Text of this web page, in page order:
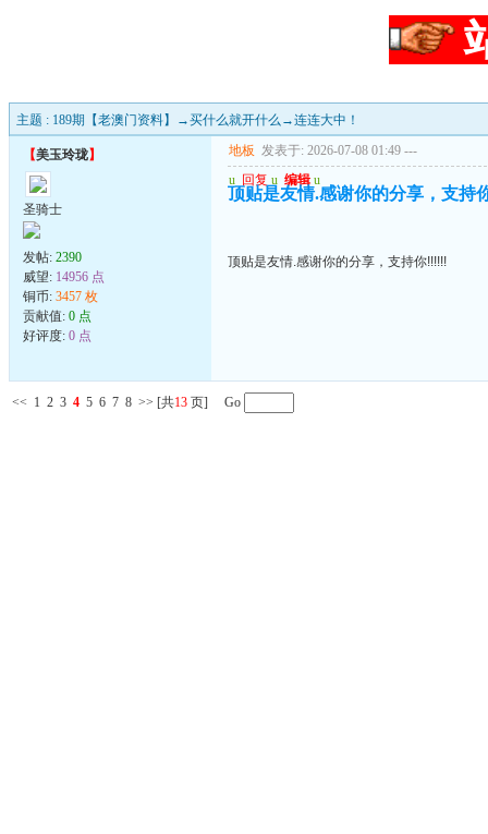
主题 : 189期【老澳门资料】→买什么就开什么→连连大中！
【美玉玲珑】
圣骑士
发帖: 2390
威望: 14956 点
铜币: 3457 枚
贡献值: 0 点
好评度: 0 点
地板 发表于: 2026-07-08 01:49 ---
u 回复 u 编辑 u
顶贴是友情.感谢你的分享，支持
顶贴是友情.感谢你的分享，支持你!!!!!!
<< 1 2 3 4 5 6 7 8 >> [共13 页] Go